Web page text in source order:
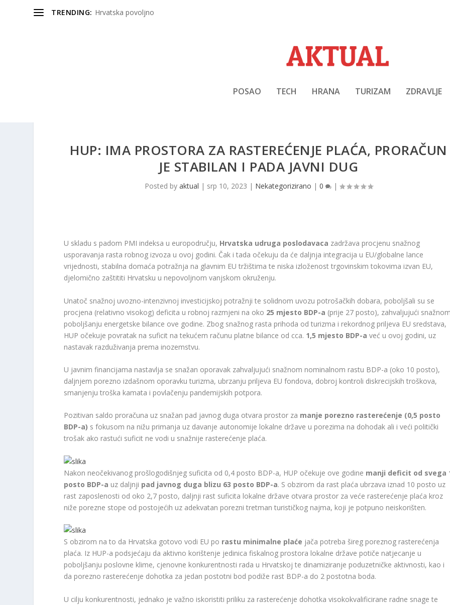
TRENDING: Hrvatska povoljno
POSAO TECH HRANA TURIZAM ZDRAVLJE
HUP: IMA PROSTORA ZA RASTEREĆENJE PLAĆA, PRORAČUN
JE STABILAN I PADA JAVNI DUG
Posted by aktual | srp 10, 2023 | Nekategorizirano | 0 |
U skladu s padom PMI indeksa u europodručju, Hrvatska udruga poslodavaca zadržava procjenu snažnog
usporavanja rasta robnog izvoza u ovoj godini. Čak i tada očekuju da će daljnja integracija u EU/globalne lance
vrijednosti, stabilna domaća potražnja na glavnim EU tržištima te niska izloženost trgovinskim tokovima izvan EU,
djelomično zaštititi Hrvatsku u nepovoljnom vanjskom okruženju.
Unatoč snažnoj uvozno-intenzivnoj investicijskoj potražnji te solidnom uvozu potrošačkih dobara, poboljšali su se
procjena (relativno visokog) deficita u robnoj razmjeni na oko 25 mjesto BDP-a (prije 27 posto), zahvaljujući
poboljšanju energetske bilance ove godine. Zbog snažnog rasta prihoda od turizma i rekordnog priljeva EU sredstava,
HUP očekuje povratak na suficit na tekućem računu platne bilance od cca. 1,5 mjesto BDP-aveć u ovoj godini, uz
nastavak razduživanja prema inozemstvu.
U javnim financijama nastavlja se snažan oporavak zahvaljujući snažnom nominalnom rastu BDP-a (oko 10 posto),
daljnjem porezno izdašnom oporavku turizma, ubrzanju priljeva EU fondova, dobroj kontroli diskrecijskih troškova,
smanjenju troška kamata i povlačenju pandemijskih potpora.
Pozitivan saldo proračuna uz snažan pad javnog duga otvara prostor za manje porezno rasterećenje (0,5 posto
BDP-a) s fokusom na nižu primanja uz davanje autonomije lokalne države u porezima na dohodak ali i veći politički
trošak ako rastući suficit ne vodi u snažnije rasterećenje plaća.
Nakon neočekivanog prošlogodišnjeg suficita od 0,4 posto BDP-a, HUP očekuje ove godine manji deficit od svega
posto BDP-a uz daljnji pad javnog duga blizu 63 posto BDP-a. S obzirom da rast plaća ubrzava iznad 10 posto uz
rast zaposlenosti od oko 2,7 posto, daljnji rast suficita lokalne države otvara prostor za veće rasterećenje plaća kroz
niže porezne stope od postojećih uz adekvatan porezni tretman turističkog najma, koji je potpuno neiskorišten.
S obzirom na to da Hrvatska gotovo vodi EU po rastu minimalne plaće jača potreba šireg poreznog rasterećenja
plaća. Iz HUP-a podsjećaju da aktivno korištenje jedinica fiskalnog prostora lokalne države potiče natjecanje u
poboljšanju poslovne klime, cjenovne konkurentnosti rada u Hrvatskoj te dinamiziranje poduzetničke aktivnosti, kao i
da porezno rasterećenje dohotka za jedan postotni bod podiže rast BDP-a do 2 postotna boda.
U cilju konkurentnosti, jednako je važno iskoristiti priliku za rasterećenje dohotka visokokvalificirane radne snage te